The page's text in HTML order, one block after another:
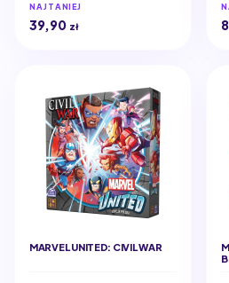
NAJTANIEJ
39,90 zł
MARVEL UNITED: CIVIL WAR